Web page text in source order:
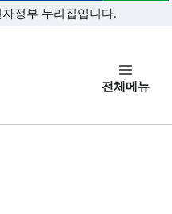
문 바로가기
정부 누리집입니다.
전체메뉴